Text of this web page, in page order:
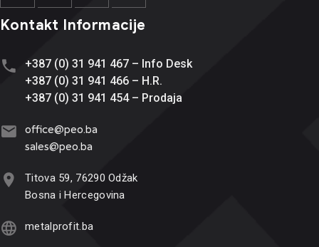
Kontakt Informacije
+387 (0) 31 941 467 – Info Desk
+387 (0) 31 941 466 – H.R.
+387 (0) 31 941 454 – Prodaja
office@peo.ba
sales@peo.ba
Titova 59, 76290 Odžak
Bosna i Hercegovina
metalprofit.ba